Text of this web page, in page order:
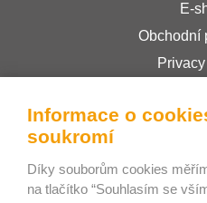
E-
Obchodní
Bee
180 00
Informace o
soukromí
Díky souborům cookies
na tlačítko “Souhlasím se